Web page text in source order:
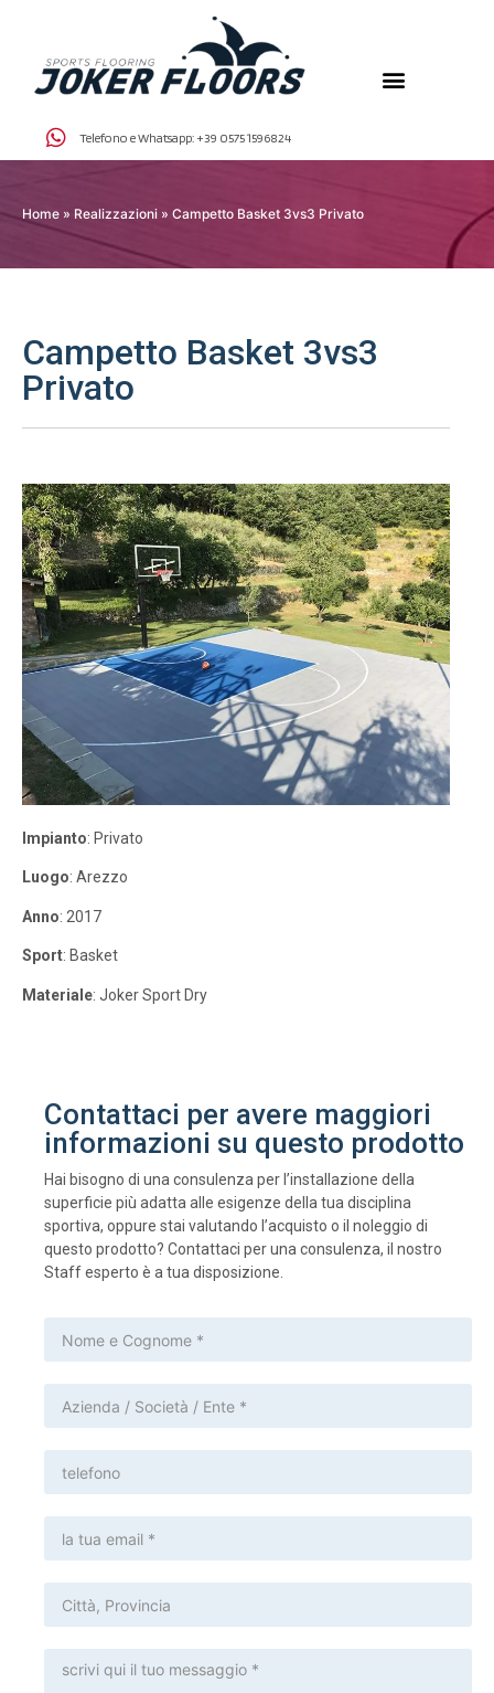
Telefono e Whatsapp: +39 0575 1596824
Home » Realizzazioni » Campetto Basket 3vs3 Privato
Campetto Basket 3vs3
Privato
Impianto: Privato
Luogo: Arezzo
Anno: 2017
Sport: Basket
Materiale: Joker Sport Dry
Contattaci per avere maggiori
informazioni su questo prodotto
Hai bisogno di una consulenza per l’installazione della
superficie più adatta alle esigenze della tua disciplina
sportiva, oppure stai valutando l’acquisto o il noleggio di
questo prodotto? Contattaci per una consulenza, il nostro
Staff esperto è a tua disposizione.